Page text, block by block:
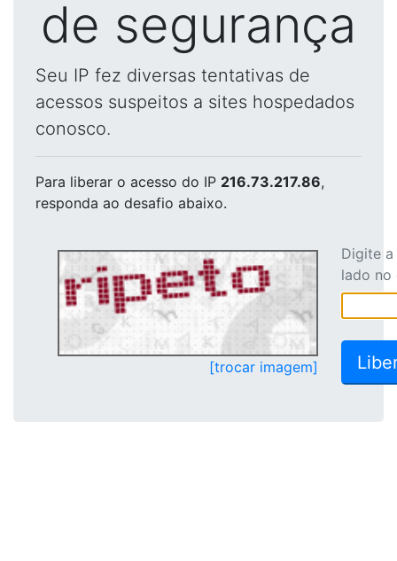
de segurança
Seu IP fez diversas tentativas de
acessos suspeitos a sites hospedados
conosco.
Para liberar o acesso do IP 216.73.217.86,
responda ao desafio abaixo.
[trocar imagem]
Digite
lado no